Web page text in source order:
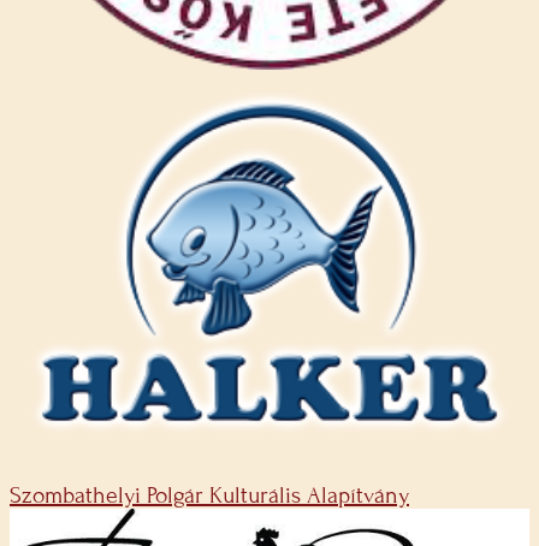
Szombathelyi Polgár Kulturális Alapítvány